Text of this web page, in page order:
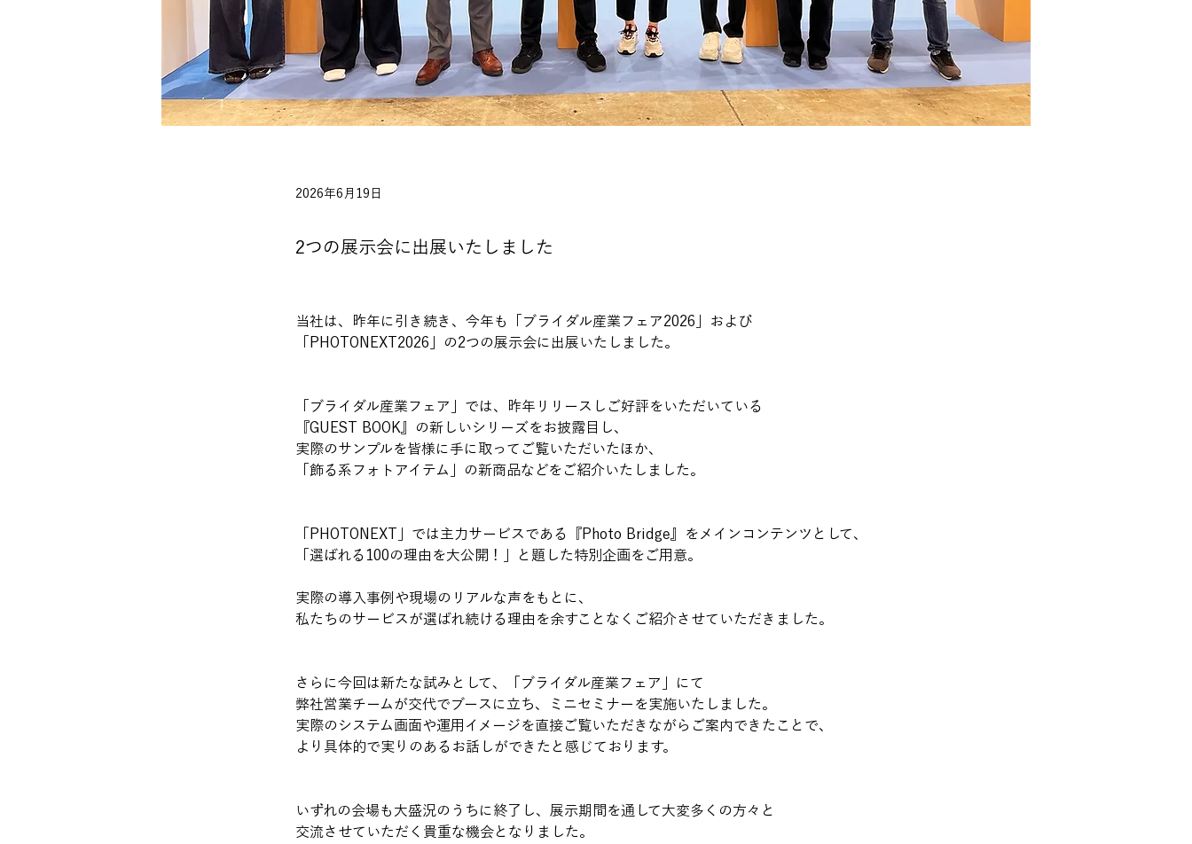
2026年6月19日
2つの展示会に出展いたしました
当社は、昨年に引き続き、今年も「ブライダル産業フェア2026」および
「PHOTONEXT2026」の2つの展示会に出展いたしました。
「ブライダル産業フェア」では、昨年リリースしご好評をいただいている
『GUEST BOOK』の新しいシリーズをお披露目し、
実際のサンプルを皆様に手に取ってご覧いただいたほか、
「飾る系フォトアイテム」の新商品などをご紹介いたしました。
「PHOTONEXT」では主力サービスである『Photo Bridge』をメインコンテンツとして、
「選ばれる100の理由を大公開！」と題した特別企画をご用意。
実際の導入事例や現場のリアルな声をもとに、
私たちのサービスが選ばれ続ける理由を余すことなくご紹介させていただきました。
さらに今回は新たな試みとして、「ブライダル産業フェア」にて
弊社営業チームが交代でブースに立ち、ミニセミナーを実施いたしました。
実際のシステム画面や運用イメージを直接ご覧いただきながらご案内できたことで、
より具体的で実りのあるお話しができたと感じております。
いずれの会場も大盛況のうちに終了し、展示期間を通して大変多くの方々と
交流させていただく貴重な機会となりました。